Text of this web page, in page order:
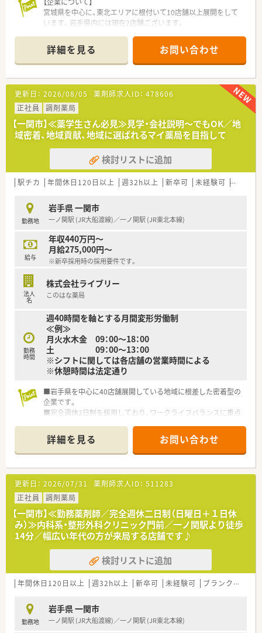
宮城県を中心に、東北エリアに根付いて10店舗以上展開をして
います。岩手県内には現在2店舗ございます。
です。
調剤薬局の運営にとどまらず、福祉・介護事業にも参入してお
り、会社としての安定感もございます。
【次世代の人員を育てる環境】
新しい技術や共有すべき情報について、本社研修、セミナー、勉
強会などの参加促進をしており、しっかりとした教育環境をご用
意しています！
優秀な人材を育成することは、同社の要であると考え、今後の同
社の将来を担う方々が、仕事を通じてステップアップ出来るよう
な環境作りを行っています。
【薬局紹介】
JR一ノ関駅がすぐ裏にあり、駅から徒歩2分の好立地です♪
能です。
内科、消化器科をメインに応需しています。
内科は生活習慣病に用いる薬剤が多く、多角的な面で服薬指導が
できるため、とても勉強になる環境です。
＼新幹線駅から近く、住居の相談(社宅用意）が可能なため、遠方
詳細を見る お問い合わせ
更新日： 2026/08/05 薬剤師求人ID： 478606
正社員
調剤薬局
【一関市】≪薬学生さん必見≫見学・会社説明～でもOK／地
域密着、地域貢献、地域に選ばれるマイ薬局を目指して
検討リストに追加
駅チカ 年間休日120日以上 週32h以上 新卒可 未経験可 ブラン
勤務地
岩手県 一関市
一ノ関駅 (JR大船渡線)／一ノ関駅 (JR東北本線)
給与
年収440万円～
月給275,000円～
※新卒採用時の採用要件です。
法人
名
株式会社ライブリー
このはな薬局
勤務
時間
週40時間を軸とする月間変形労働制
≪例≫
月火水木金 09：00～18：00
土 09：00～13：00
※シフトに関しては各店舗の営業時間による
※休憩時間は法定通り
■岩手県を中心に40店舗展開している地域に根差した密着型の
企業です。
■完全週休2日制を採用しており、ワークライフバランスに重点
■新卒採用も積極的に行っており、若手も活躍できる環境は整っ
ております。
■教育制度は集合研修やEラーニングを活用しております。
詳細を見る お問い合わせ
更新日： 2026/07/31 薬剤師求人ID： 511283
正社員
調剤薬局
【一関市】≪勤務薬剤師／完全週休二日制（日曜日＋１日休
み）≫内科系・整形外科クリニック門前／一ノ関駅より徒歩
14分／幅広い年代の方が来局する店舗です♪
検討リストに追加
年間休日120日以上 週32h以上 新卒可 未経験可 ブランク可
勤務地
岩手県 一関市
一ノ関駅 (JR大船渡線)／一ノ関駅 (JR東北本線)